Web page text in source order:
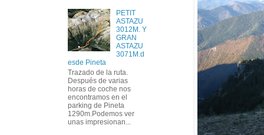
PETIT
ASTAZU
3012M. Y
GRAN
ASTAZU
3071M.d
esde Pineta
Trazado de la ruta.
Después de varias
horas de coche nos
encontramos en el
parking de Pineta
1290m.Podemos ver
unas impresionan...